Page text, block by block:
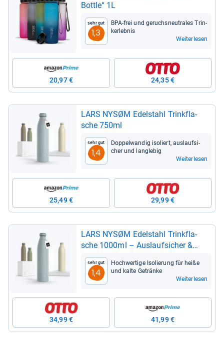
Bottle“ 1L
Sehr gut
1,3
BPA-​frei und geruchs­neu­tra­les Trin­
ker­leb­nis
Weiterlesen
20,97 € 24,35 €
LARS NYSØM Edel­stahl Trink­fla­
sche 750ml
Sehr gut
1,4
Dop­pel­wan­dig iso­liert, aus­lauf­si­
cher und lang­le­big
Weiterlesen
25,49 € 29,99 €
LARS NYSØM Edel­stahl Trink­fla­
sche 1000ml – Aus­lauf­si­cher &
Ther­moi­so­liert
Sehr gut
1,4
Hoch­wer­tige Iso­lie­rung für heiße
und kalte Getränke
Weiterlesen
34,99 € 41,99 €